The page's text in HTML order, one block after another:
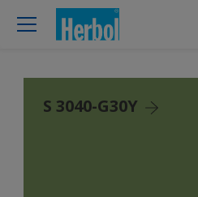
S 3040-G30Y